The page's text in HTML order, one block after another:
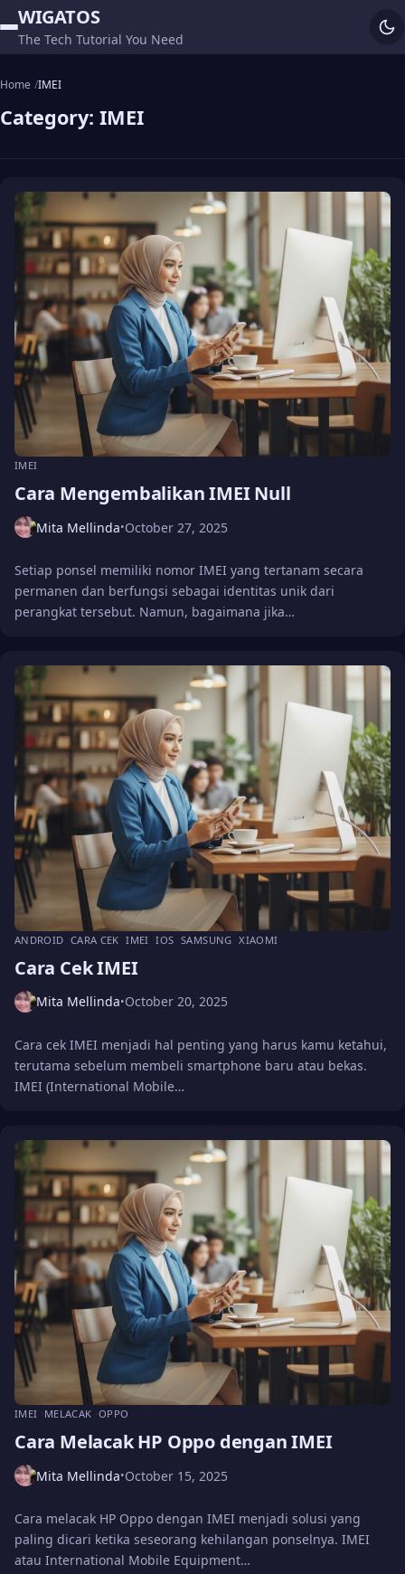
WIGATOS
The Tech Tutorial You Need
Home IMEI
Category: IMEI
IMEI
Cara Mengembalikan IMEI Null
Mita Mellinda•October 27, 2025
Setiap ponsel memiliki nomor IMEI yang tertanam secara
permanen dan berfungsi sebagai identitas unik dari
perangkat tersebut. Namun, bagaimana jika…
ANDROID CARA CEK IMEI IOS SAMSUNG XIAOMI
Cara Cek IMEI
Mita Mellinda•October 20, 2025
Cara cek IMEI menjadi hal penting yang harus kamu ketahui,
terutama sebelum membeli smartphone baru atau bekas.
IMEI (International Mobile…
IMEI MELACAK OPPO
Cara Melacak HP Oppo dengan IMEI
Mita Mellinda•October 15, 2025
Cara melacak HP Oppo dengan IMEI menjadi solusi yang
paling dicari ketika seseorang kehilangan ponselnya. IMEI
atau International Mobile Equipment…